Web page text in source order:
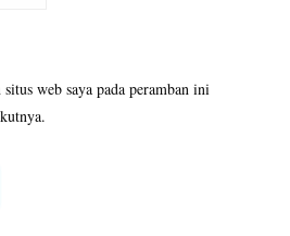
web saya pada peramban ini